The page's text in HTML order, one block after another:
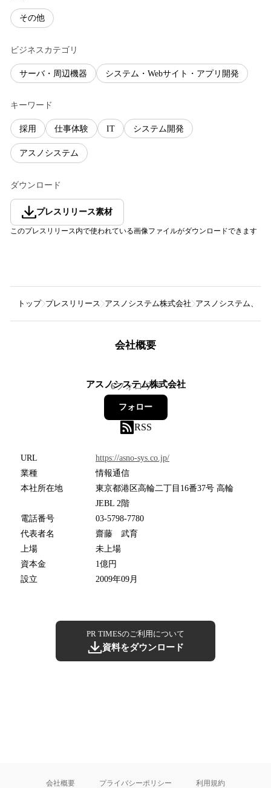
その他
ビジネスカテゴリ
サーバ・周辺機器 システム・Webサイト・アプリ開発
キーワード
採用 仕事体験 IT システム開発
アスノシステム
ダウンロード
プレスリリース素材
このプレスリリース内で使われている画像ファイルがダウンロードできます
トップ プレスリリース アスノシステム株式会社 アスノシステム、
会社概要
アスノシステム株式会社
6フォロワー
フォロー
RSS
URL
https://asno-sys.co.jp/
業種
情報通信
本社所在地
東京都港区高輪二丁目16番37号 高輪
JEBL 2階
電話番号
03-5798-7780
代表者名
齋藤 武育
上場
未上場
資本金
1億円
設立
2009年09月
PR TIMESのご利用について
資料をダウンロード
会社概要 プライバシーポリシー 利用規約